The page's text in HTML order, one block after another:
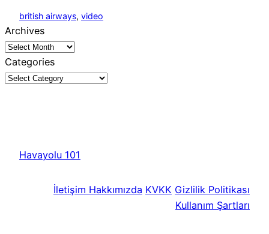
british airways, video
Archives
Categories
Havayolu 101
İletişim Hakkımızda KVKK Gizlilik Politikası
Kullanım Şartları